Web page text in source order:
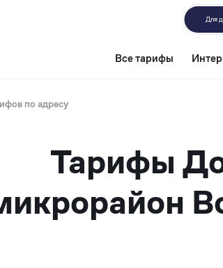
Для
Все тарифы
по адресу
Тарифы